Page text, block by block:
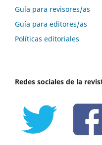
Guía para revisores/as
Guía para editores/as
Políticas editoriales
Redes sociales de la